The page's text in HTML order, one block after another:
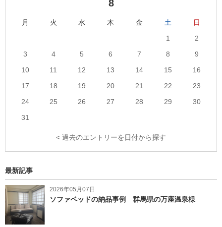
8
月 火 水 木 金 土
日
1
2
3
4 5 6 7 8
9
10
11 12 13 14 15
16
17
18 19 20 21 22
23
24
25 26 27 28 29
30
31
< 過去のエントリーを日付から探す
最新記事
2026年05月07日
ソファベッドの納品事例 群馬県の万座温泉様